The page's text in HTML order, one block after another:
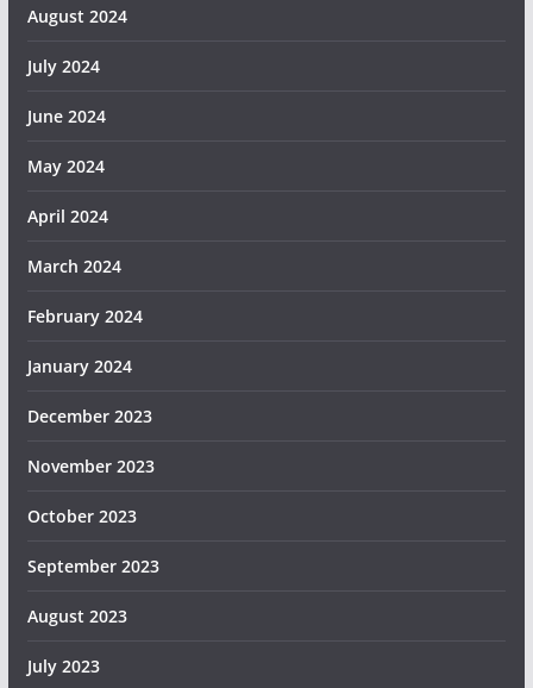
August 2024
July 2024
June 2024
May 2024
April 2024
March 2024
February 2024
January 2024
December 2023
November 2023
October 2023
September 2023
August 2023
July 2023